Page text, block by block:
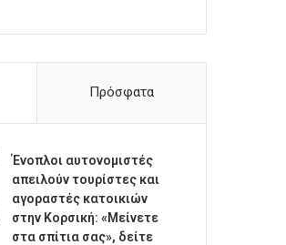
Πρόσφατα
Ένοπλοι αυτονομιστές
απειλούν τουρίστες και
αγοραστές κατοικιών
στην Κορσική: «Μείνετε
στα σπίτια σας», δείτε